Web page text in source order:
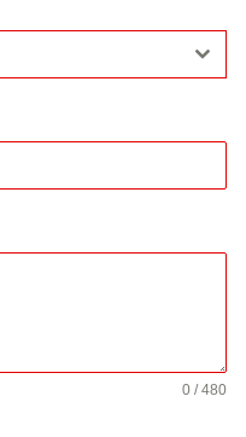
0 / 480